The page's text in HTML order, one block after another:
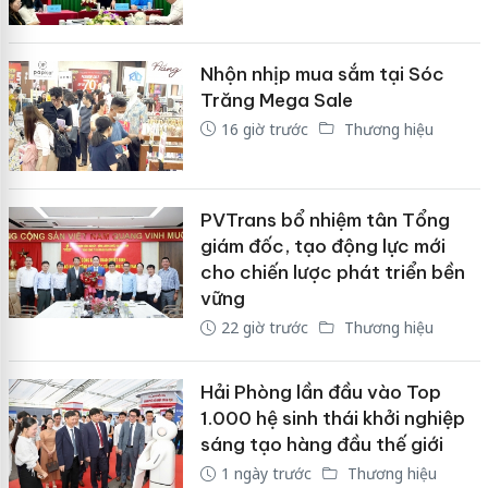
Nhộn nhịp mua sắm tại Sóc
Trăng Mega Sale
16 giờ trước Thương hiệu
PVTrans bổ nhiệm tân Tổng
giám đốc, tạo động lực mới
cho chiến lược phát triển bền
vững
22 giờ trước Thương hiệu
Hải Phòng lần đầu vào Top
1.000 hệ sinh thái khởi nghiệp
sáng tạo hàng đầu thế giới
1 ngày trước Thương hiệu